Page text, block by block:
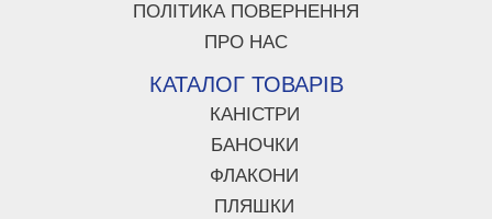
ПОЛІТИКА ПОВЕРНЕННЯ
ПРО НАС
КАТАЛОГ ТОВАРІВ
КАНІСТРИ
БАНОЧКИ
ФЛАКОНИ
ПЛЯШКИ